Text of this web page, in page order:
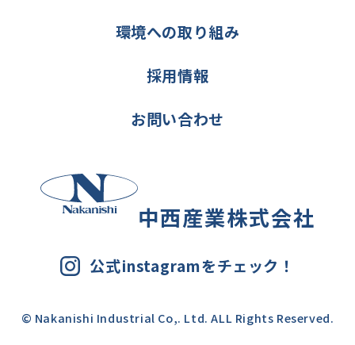
中西産業株式会社
公式instagramをチェック！
環境への取り組み
採用情報
お問い合わせ
© Nakanishi Industrial Co,. Ltd. ALL Rights Reserved.